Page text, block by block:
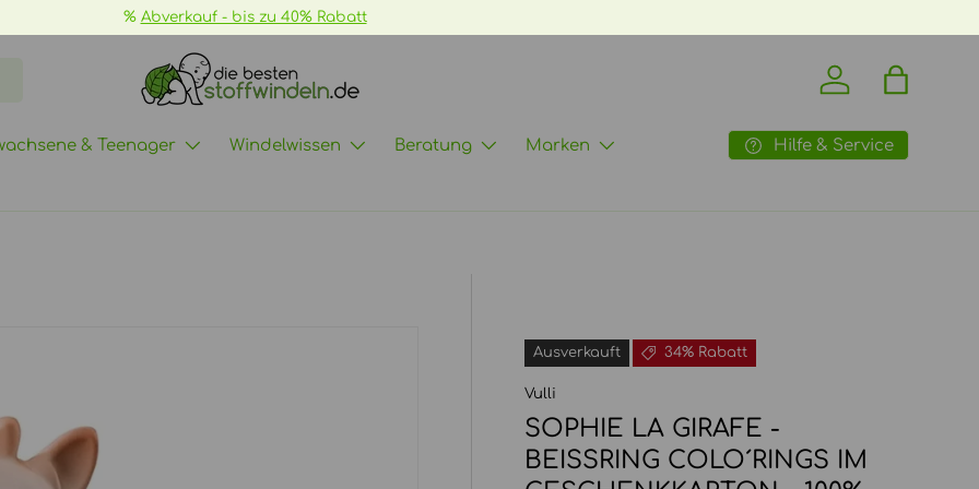
GRATIS Versand ab 70€ ->mehr Infos
Einloggen
& Teenager Windelwissen Beratung Marken Hilfe & Service
Ausverkauft 34% Rabatt
Vulli
SOPHIE LA GIRAFE -
BEISSRING COLO´RINGS IM G